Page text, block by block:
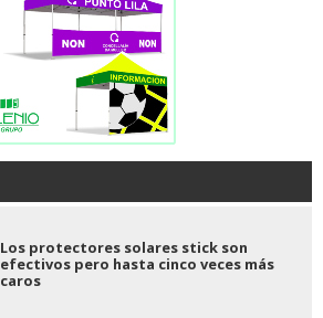
Los protectores solares stick son
efectivos pero hasta cinco veces más
caros